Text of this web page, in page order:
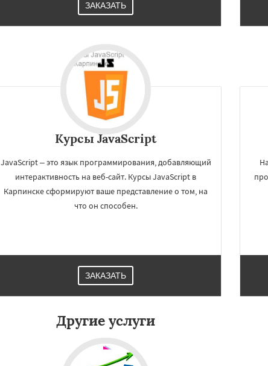
Новая Ляля
ЗАКАЗАТЬ
Курсы JavaScript
JavaScript – это язык программирования, добавляющий
интерактивность на веб-сайт. Курсы JavaScript в
Карпинске сформируют ваше представление о том, на
что он способен.
ЗАКАЗАТЬ
Другие услуги